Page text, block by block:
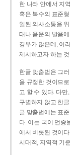
한 나라 안에서 지
혹은 복수의 표준
일된 의사소통을
태나 음운의 발음
경우가 많은데, 이
제시하고자 하는
한글 맞춤법은 그
을 규정한 것이므
고 할 수 있다. 다
구별하지 않고 한
글 맞춤법에는 표
다. 이는 국어 언중
에서 비롯된 것이
시대적, 지역적 기